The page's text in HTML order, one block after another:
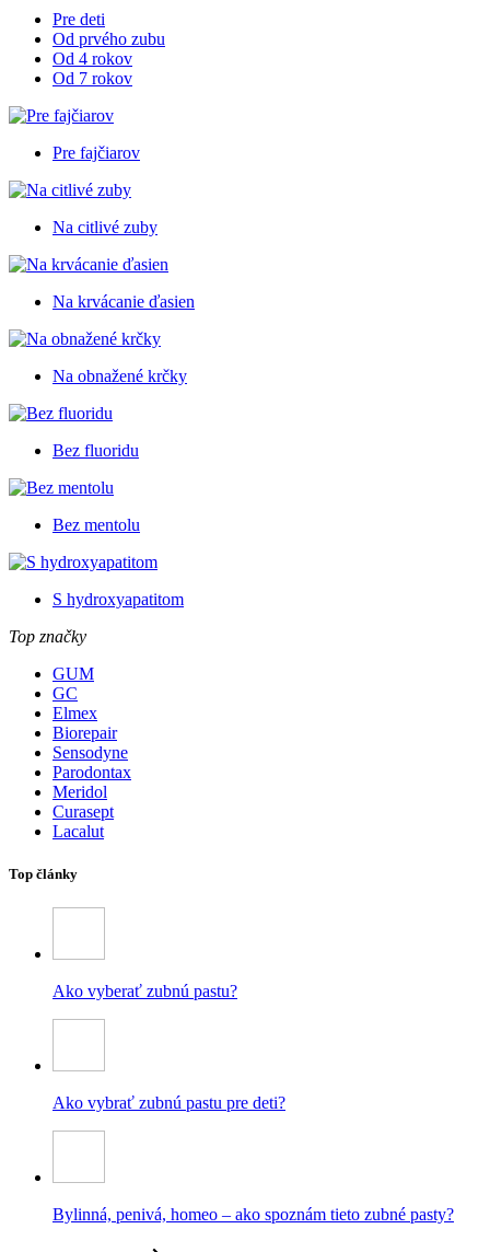
Pre deti
Od prvého zubu
Od 4 rokov
Od 7 rokov
Pre fajčiarov
Na citlivé zuby
Na krvácanie ďasien
Na obnažené krčky
Bez fluoridu
Bez mentolu
S hydroxyapatitom
Top značky
GUM
GC
Elmex
Biorepair
Sensodyne
Parodontax
Meridol
Curasept
Lacalut
Top články
Ako vyberať zubnú pastu?
Ako vybrať zubnú pastu pre deti?
Bylinná, penivá, homeo – ako spoznám tieto zubné pasty?